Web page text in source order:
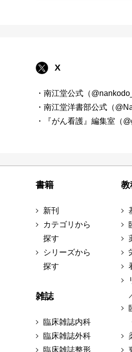
X
・南江堂公式（
・南江堂洋書部公式（
・『がん看護』編集室（
書籍
新刊
カテゴリから
探す
シリーズから
探す
雑誌
臨床雑誌内科
臨床雑誌外科
臨床雑誌整形
教